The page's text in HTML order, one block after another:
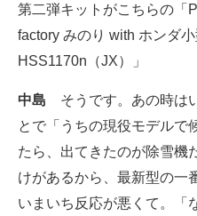
IT製品の技術・比較・事例
エレクトロニクス専門サイト
第二弾キットがこちらの「
factory みのり with ホンダ
HSS1170n（JX）」
中島 そうです。あの時は
とで「うちの現役モデルで
たら、出てきたのが除雪機
けがあるから、最新型の一
いまいち反応が悪くて。「